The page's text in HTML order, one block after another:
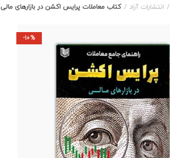
انتشارات آراد کتاب معاملات پرایس اکشن در بازارهای مالی
-10%